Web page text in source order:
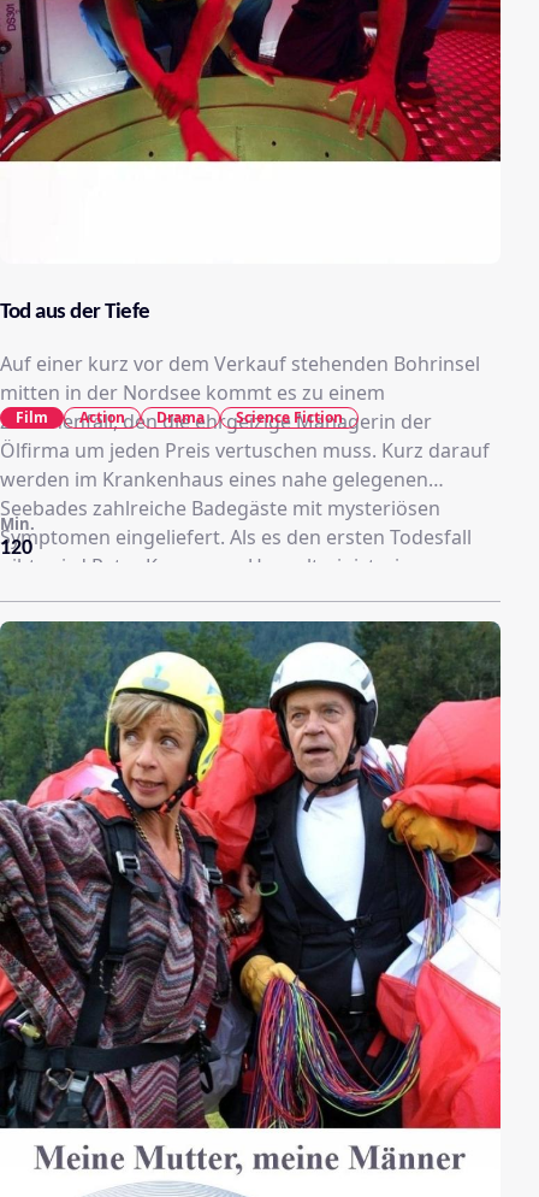
Tod aus der Tiefe
Auf einer kurz vor dem Verkauf stehenden Bohrinsel
mitten in der Nordsee kommt es zu einem
Zwischenfall, den die ehrgeizige Managerin der
Ölfirma um jeden Preis vertuschen muss. Kurz darauf
werden im Krankenhaus eines nahe gelegenen
Seebades zahlreiche Badegäste mit mysteriösen
Symptomen eingeliefert. Als es den ersten Todesfall
gibt, wird Peter Kranz vom Umweltministerium
eingeschaltet. Zusammen mit der Krankenhausärztin
Eva Meinert, deren Tochter seit dem Bad in der
Nordsee vermisst wird, und dem Meeresbiologen Finn
findet Peter heraus, dass sich epidemieartig
verbreitende Mikroorganismen für die bedrohlich
wachsenden Krankheits- und Todesfälle
verantwortlich sind. Die Spur führt die drei zur
havarierten Bohrinsel, wo sie Zeugen eines
beängstigenden Naturschauspiels werden...
120
Min.
Film Action Drama Science Fiction